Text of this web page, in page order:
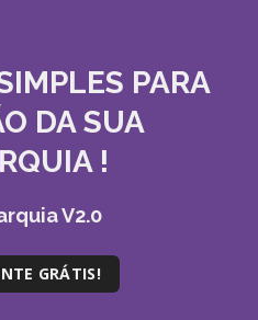
PARA
DA SUA
!
V2.0
GRÁTIS!